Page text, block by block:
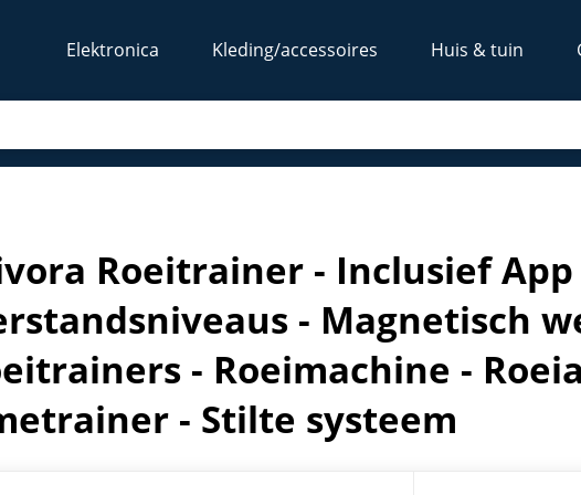
Elektronica Kleding/accessoires Huis & tuin
- Magnetisch weerstandsysteem - Roeitrainers -
Roeitrainer - Inclusief App
- Magnetisch
- Roeimachine -
- Stilte systeem